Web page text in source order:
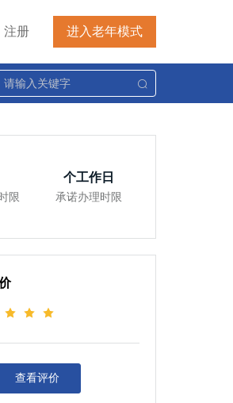
注册 进入老年模式
限
个工作日
承诺办理时限
查看评价